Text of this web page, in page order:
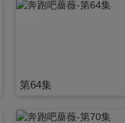
第64集